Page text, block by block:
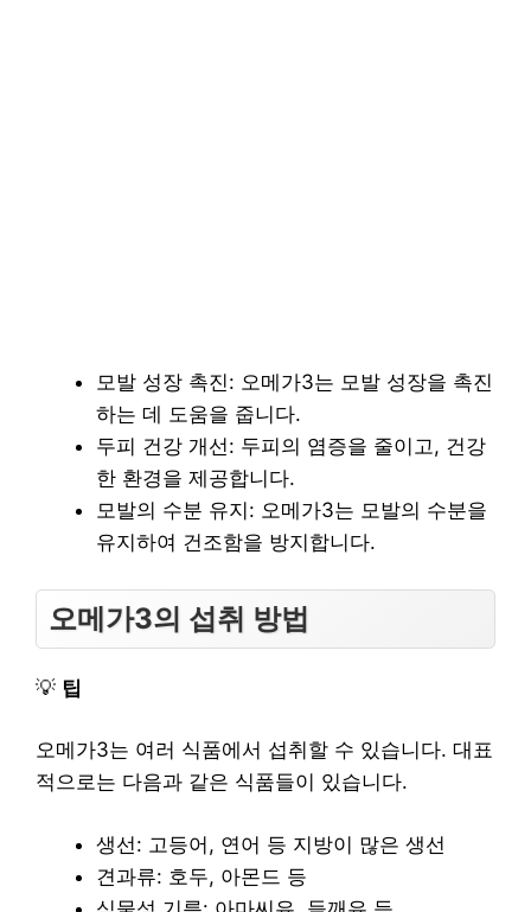
모발 성장 촉진: 오메가3는 모발 성장을 촉진
하는 데 도움을 줍니다.
두피 건강 개선: 두피의 염증을 줄이고, 건강
한 환경을 제공합니다.
모발의 수분 유지: 오메가3는 모발의 수분을
유지하여 건조함을 방지합니다.
오메가3의 섭취 방법
💡 팁
오메가3는 여러 식품에서 섭취할 수 있습니다. 대표
적으로는 다음과 같은 식품들이 있습니다.
생선: 고등어, 연어 등 지방이 많은 생선
견과류: 호두, 아몬드 등